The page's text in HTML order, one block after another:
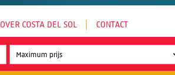
OVER COSTA DEL SOL CONTACT